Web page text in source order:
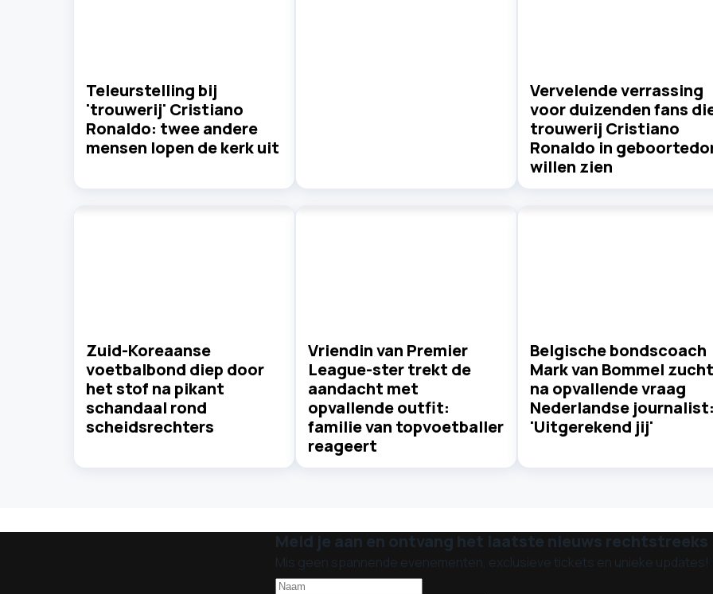
Teleurstelling bij
'trouwerij' Cristiano
Ronaldo: twee andere
mensen lopen de kerk uit
Vervelende verrassing
voor duizenden fans
trouwerij Cristiano
Ronaldo in
willen zien
Zuid-Koreaanse
voetbalbond diep door
het stof na pikant
schandaal rond
scheidsrechters
Vriendin van Premier
League-ster trekt de
aandacht met
opvallende outfit:
familie van topvoetballer
reageert
Belgische bondscoach
Mark van Bommel zucht
na opvallende vraag
Nederlandse
'Uitgerekend jij'
Meld je aan en ontvang het laatste nieuws rechtstreeks
Mis geen spannende evenementen, exclusieve tickets en unieke updates!